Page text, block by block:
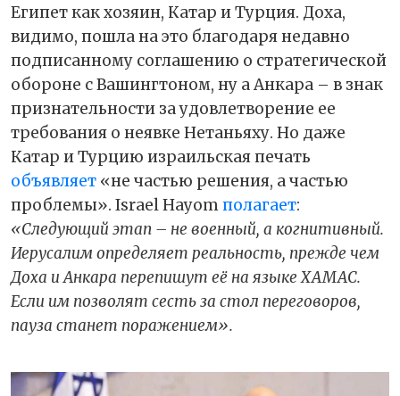
Египет как хозяин, Катар и Турция. Доха,
видимо, пошла на это благодаря недавно
подписанному соглашению о стратегической
обороне с Вашингтоном, ну а Анкара – в знак
признательности за удовлетворение ее
требования о неявке Нетаньяху. Но даже
Катар и Турцию израильская печать
объявляет «не частью решения, а частью
проблемы». Israel Hayomполагает:
«Следующий этап – не военный, а когнитивный.
Иерусалим определяет реальность, прежде чем
Доха и Анкара перепишут её на языке ХАМАС.
Если им позволят сесть за стол переговоров,
пауза станет поражением».